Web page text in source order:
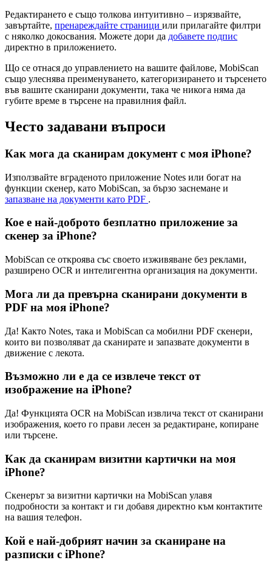
Редактирането е също толкова интуитивно – изрязвайте,
завъртайте, пренареждайте страници или прилагайте филтри
с няколко докосвания. Можете дори да добавете подпис
директно в приложението.
Що се отнася до управлението на вашите файлове, MobiScan
също улеснява преименуването, категоризирането и търсенето
във вашите сканирани документи, така че никога няма да
губите време в търсене на правилния файл.
Често задавани въпроси
Как мога да сканирам документ с моя iPhone?
Използвайте вграденото приложение Notes или богат на
функции скенер, като MobiScan, за бързо заснемане и
запазване на документи като PDF .
Кое е най-доброто безплатно приложение за
скенер за iPhone?
MobiScan се откроява със своето изживяване без реклами,
разширено OCR и интелигентна организация на документи.
Мога ли да превърна сканирани документи в
PDF на моя iPhone?
Да! Както Notes, така и MobiScan са мобилни PDF скенери,
които ви позволяват да сканирате и запазвате документи в
движение с лекота.
Възможно ли е да се извлече текст от
изображение на iPhone?
Да! Функцията OCR на MobiScan извлича текст от сканирани
изображения, което го прави лесен за редактиране, копиране
или търсене.
Как да сканирам визитни картички на моя
iPhone?
Скенерът за визитни картички на MobiScan улавя
подробности за контакт и ги добавя директно към контактите
на вашия телефон.
Кой е най-добрият начин за сканиране на
разписки с iPhone?